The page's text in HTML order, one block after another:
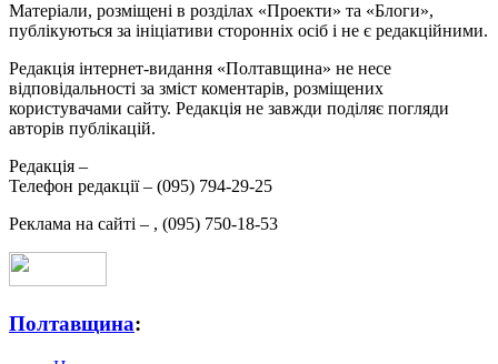
Матеріали, розміщені в розділах «Проекти» та «Блоги»,
публікуються за ініціативи сторонніх осіб і не є редакційними.
Редакція інтернет-видання «Полтавщина» не несе
відповідальності за зміст коментарів, розміщених
користувачами сайту. Редакція не завжди поділяє погляди
авторів публікацій.
Редакція –
Телефон редакції – (095) 794-29-25
Реклама на сайті – , (095) 750-18-53
Полтавщина: